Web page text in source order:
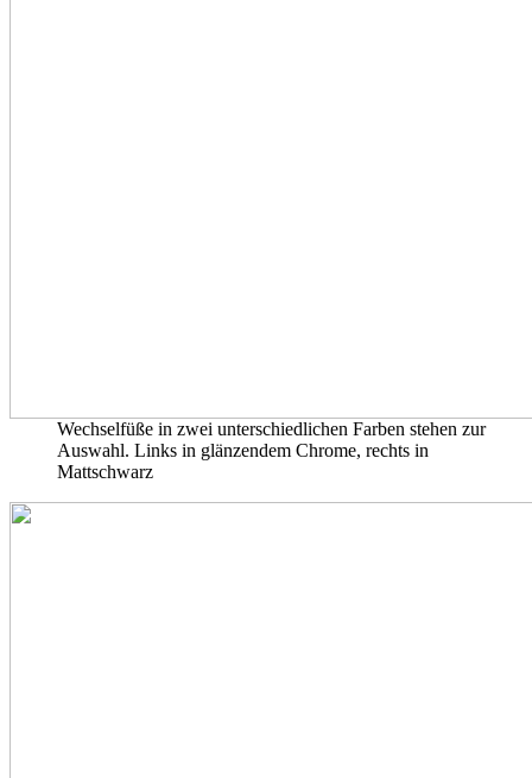
Wechselfüße in zwei unterschiedlichen Farben stehen zur
Auswahl. Links in glänzendem Chrome, rechts in
Mattschwarz